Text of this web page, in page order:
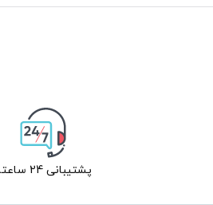
پشتیبانی 24 ساعته